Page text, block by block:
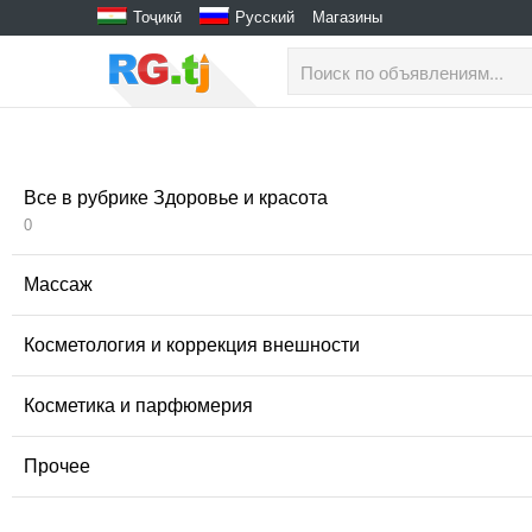
Тоҷикӣ Русский Магазины
Все в рубрике Здоровье и красота
0
Массаж
Косметология и коррекция внешности
Косметика и парфюмерия
Прочее